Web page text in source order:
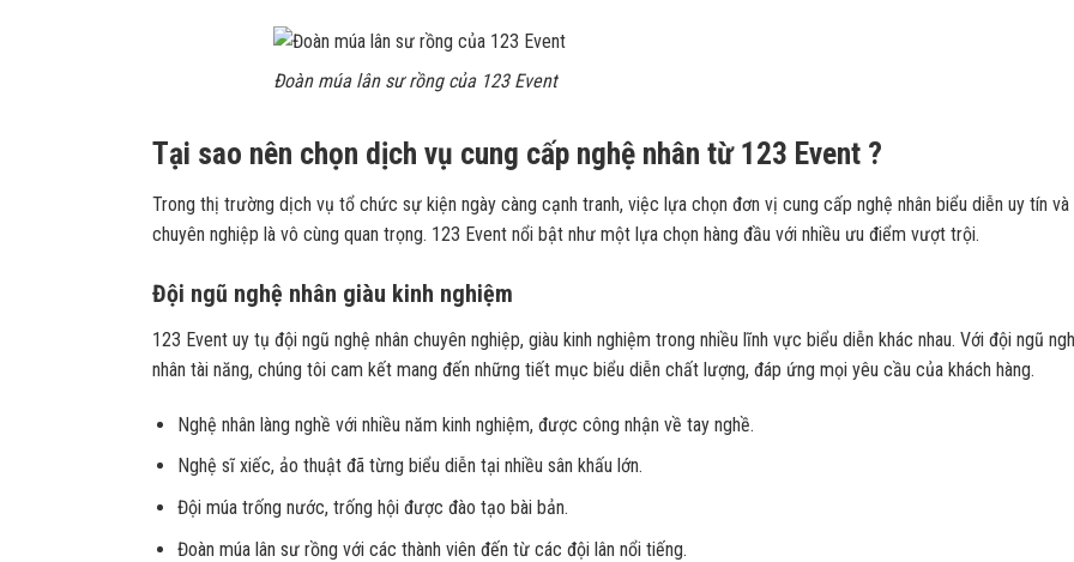
Đoàn múa lân sư rồng của 123 Event
Tại sao nên chọn dịch vụ cung cấp nghệ nhân từ 123 Event ?
Trong thị trường dịch vụ tổ chức sự kiện ngày càng cạnh tranh, việc lựa chọn đơn vị cung cấp nghệ nhân biểu diễn uy tín và
chuyên nghiệp là vô cùng quan trọng. 123 Event nổi bật như một lựa chọn hàng đầu với nhiều ưu điểm vượt trội.
Đội ngũ nghệ nhân giàu kinh nghiệm
123 Event uy tụ đội ngũ nghệ nhân chuyên nghiệp, giàu kinh nghiệm trong nhiều lĩnh vực biểu diễn khác nhau. Với đội ngũ
nhân tài năng, chúng tôi cam kết mang đến những tiết mục biểu diễn chất lượng, đáp ứng mọi yêu cầu của khách hàng.
Nghệ nhân làng nghề với nhiều năm kinh nghiệm, được công nhận về tay nghề.
Nghệ sĩ xiếc, ảo thuật đã từng biểu diễn tại nhiều sân khấu lớn.
Đội múa trống nước, trống hội được đào tạo bài bản.
Đoàn múa lân sư rồng với các thành viên đến từ các đội lân nổi tiếng.